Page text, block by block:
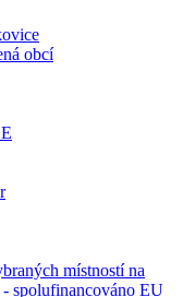
obcí
místností na
spolufinancováno EU